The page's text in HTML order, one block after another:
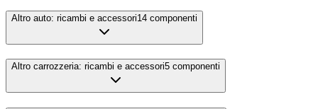
Altro auto: ricambi e accessori14 componenti
Altro carrozzeria: ricambi e accessori5 componenti